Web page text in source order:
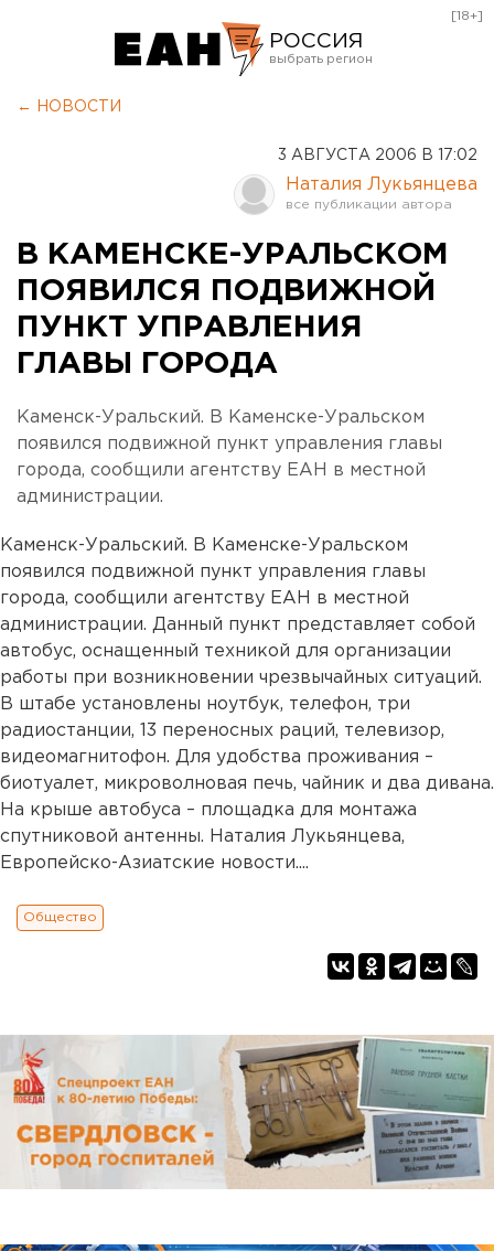
РОССИЯ
Оренбург
[18+]
← НОВОСТИ
3 АВГУСТА 2006 В 17:02
Наталия Лукьянцева
В КАМЕНСКЕ-УРАЛЬСКОМ
ПОЯВИЛСЯ ПОДВИЖНОЙ
ПУНКТ УПРАВЛЕНИЯ
ГЛАВЫ ГОРОДА
Каменск-Уральский. В Каменске-Уральском
появился подвижной пункт управления главы
города, сообщили агентству ЕАН в местной
администрации.
Каменск-Уральский. В Каменске-Уральском
появился подвижной пункт управления главы
города, сообщили агентству ЕАН в местной
администрации. Данный пункт представляет собой
автобус, оснащенный техникой для организации
работы при возникновении чрезвычайных ситуаций.
В штабе установлены ноутбук, телефон, три
радиостанции, 13 переносных раций, телевизор,
видеомагнитофон. Для удобства проживания –
биотуалет, микроволновая печь, чайник и два дивана.
На крыше автобуса – площадка для монтажа
спутниковой антенны. Наталия Лукьянцева,
Европейско-Азиатские новости....
Общество